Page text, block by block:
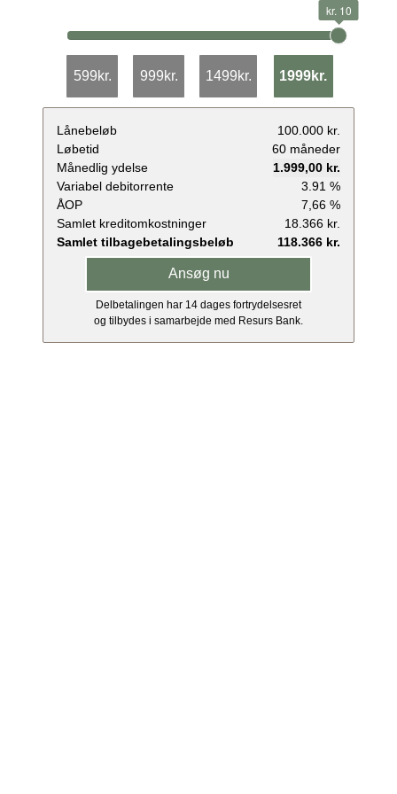
kr. 10
599kr. 999kr. 1499kr. 1999kr.
Lånebeløb
100.000 kr.
Løbetid
60 måneder
Månedlig ydelse
1.999,00 kr.
Variabel debitorrente
3.91 %
ÅOP
7,66 %
Samlet kreditomkostninger
18.366 kr.
Samlet tilbagebetalingsbeløb
118.366 kr.
Ansøg nu
Delbetalingen har 14 dages fortrydelsesret
og tilbydes i samarbejde med Resurs Bank.